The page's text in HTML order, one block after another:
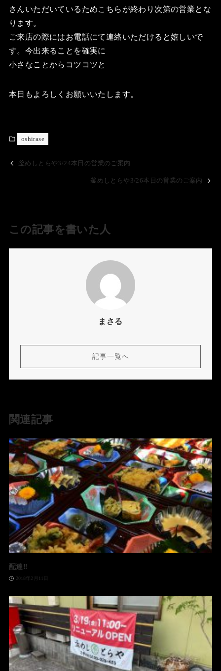
さんいただいているためこちらが終わり次第の営業とな
ります。
ご来店の際にはお電話にて連絡いただけると嬉しいで
す。今出来ることを確実に
小さなことからコツコツと
本日もよろしくお願いいたします。
oshirase
釜めしとらや3/24本日の営業のご案内
釜めしとらや3/26本日の営業のご案内
この記事を書いた人
まさる
記事一覧へ
関連記事
配達‼️
2018年2月11日